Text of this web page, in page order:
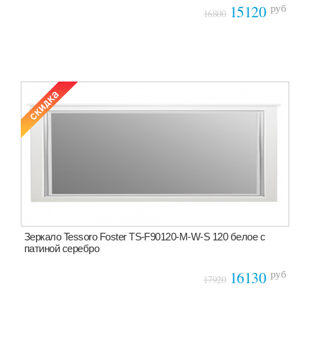
1680015120 руб
Зеркало Tessoro Foster TS-F90120-M-W-S 120 белое с
патиной серебро
1792016130 руб